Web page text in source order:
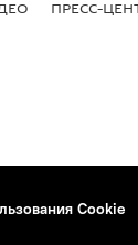
ПРЕСС-
Cookie